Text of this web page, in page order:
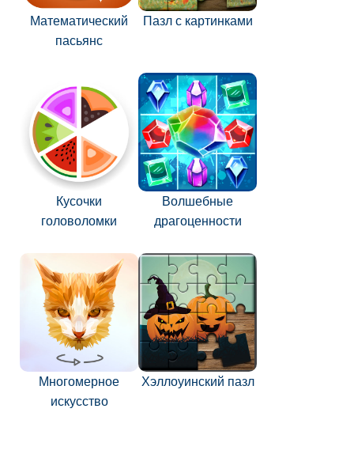
Математический
пасьянс
Пазл с картинками
Кусочки
головоломки
Волшебные
драгоценности
Многомерное
искусство
Хэллоуинский пазл